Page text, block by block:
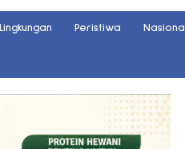
Lingkungan Peristiwa Nasional